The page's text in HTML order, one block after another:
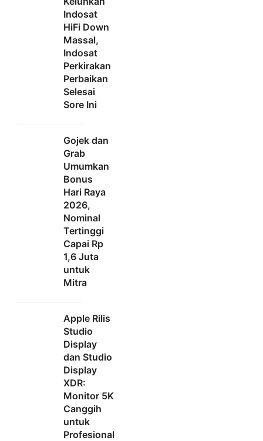
Indosat
HiFi Down
Massal,
Indosat
Perkirakan
Perbaikan
Selesai
Sore Ini
Gojek dan
Grab
Umumkan
Bonus
Hari Raya
2026,
Nominal
Tertinggi
Capai Rp
1,6 Juta
untuk
Mitra
Apple Rilis
Studio
Display
dan Studio
Display
XDR:
Monitor 5K
Canggih
untuk
Profesional